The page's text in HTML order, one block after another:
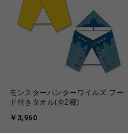
モンスターハンターワイルズ フー
ド付きタオル(全2種)
￥3,960